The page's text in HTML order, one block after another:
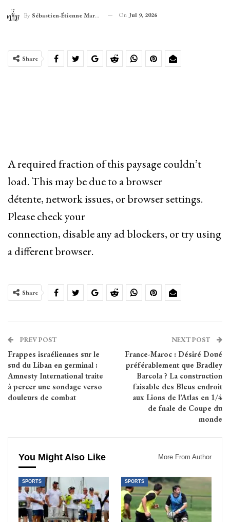
By Sébastien-Étienne Marechal On Jul 9, 2026
Share
A required fraction of this paysage couldn’t
load. This may be due to a browser
détente, network issues, or browser settings.
Please check your
connection, disable any ad blockers, or try using
a different browser.
Share
PREV POST
Frappes israéliennes sur le
sud du Liban en germinal :
Amnesty International traite
à percer une sondage verso
douleurs de combat
NEXT POST
France-Maroc : Désiré Doué
préférablement que Bradley
Barcola ? La construction
faisable des Bleus endroit
aux Lions de l’Atlas en 1/4
de fnale de Coupe du
monde
You Might Also Like More From Author
SPORTS SPORTS